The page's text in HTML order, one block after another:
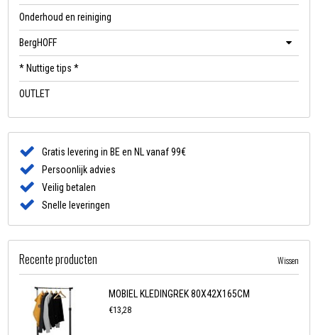
Onderhoud en reiniging
BergHOFF
* Nuttige tips *
OUTLET
Gratis levering in BE en NL vanaf 99€
Persoonlijk advies
Veilig betalen
Snelle leveringen
Recente producten Wissen
MOBIEL KLEDINGREK 80X42X165CM
€13,28